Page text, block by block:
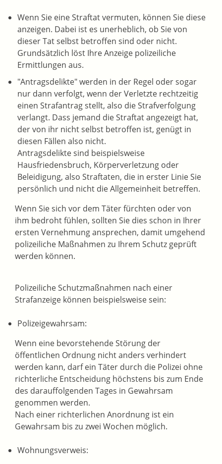
Wenn Sie eine Straftat vermuten, können Sie diese
anzeigen. Dabei ist es unerheblich, ob Sie von
dieser Tat selbst betroffen sind oder nicht.
Grundsätzlich löst Ihre Anzeige polizeiliche
Ermittlungen aus.
"Antragsdelikte" werden in der Regel oder sogar
nur dann verfolgt, wenn der Verletzte rechtzeitig
einen Strafantrag stellt, also die Strafverfolgung
verlangt. Dass jemand die Straftat angezeigt hat,
der von ihr nicht selbst betroffen ist, genügt in
diesen Fällen also nicht.
Antragsdelikte sind beispielsweise
Hausfriedensbruch, Körperverletzung oder
Beleidigung, also Straftaten, die in erster Linie Sie
persönlich und nicht die Allgemeinheit betreffen.
Wenn Sie sich vor dem Täter fürchten oder von
ihm bedroht fühlen, sollten Sie dies schon in Ihrer
ersten Vernehmung ansprechen, damit umgehend
polizeiliche Maßnahmen zu Ihrem Schutz geprüft
werden können.
Polizeiliche Schutzmaßnahmen nach einer
Strafanzeige können beispielsweise sein:
Polizeigewahrsam:
Wenn eine bevorstehende Störung der
öffentlichen Ordnung nicht anders verhindert
werden kann, darf ein Täter durch die Polizei ohne
richterliche Entscheidung höchstens bis zum Ende
des darauffolgenden Tages in Gewahrsam
genommen werden.
Nach einer richterlichen Anordnung ist ein
Gewahrsam bis zu zwei Wochen möglich.
Wohnungsverweis: